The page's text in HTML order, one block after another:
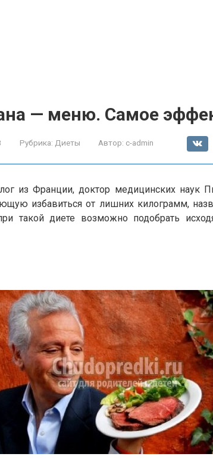
— меню. Самое
Рубрика: Диеты Автор: c-admin
из Франции, доктор медицинских наук
избавиться от лишних килограмм,
такой диете возможно подобрать